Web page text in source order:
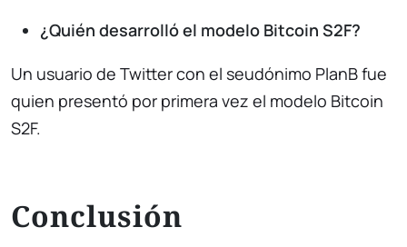
¿Quién desarrolló el modelo Bitcoin S2F?
Un usuario de Twitter con el seudónimo PlanB fue
quien presentó por primera vez el modelo Bitcoin
S2F.
Conclusión